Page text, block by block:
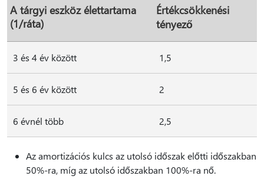
A tárgyi eszköz élettartama
(1/ráta)
Értékcsökkenési
tényező
3 és 4 év között 1,5
5 és 6 év között 2
6 évnél több 2,5
Az amortizációs kulcs az utolsó időszak előtti időszakban
50%-ra, míg az utolsó időszakban 100%-ra nő.